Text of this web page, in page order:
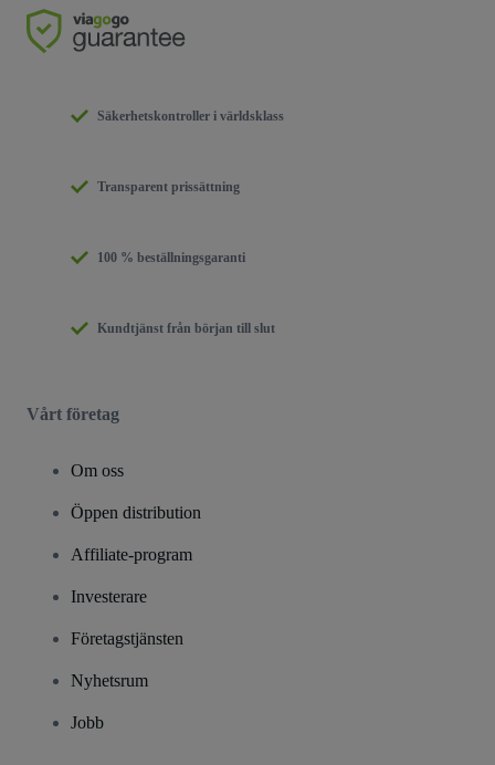
Säkerhetskontroller i världsklass
Transparent prissättning
100 % beställningsgaranti
Kundtjänst från början till slut
Vårt företag
Om oss
Öppen distribution
Affiliate-program
Investerare
Företagstjänsten
Nyhetsrum
Jobb